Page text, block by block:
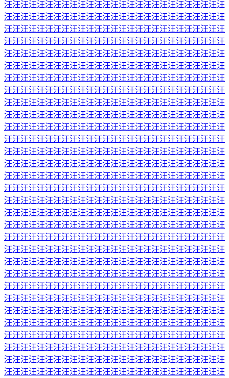
汪汪汪汪汪汪汪汪汪汪汪汪汪汪汪汪汪汪汪汪汪汪汪汪汪汪汪
汪汪汪汪汪汪汪汪汪汪汪汪汪汪汪汪汪汪汪汪汪汪汪汪汪汪汪
汪汪汪汪汪汪汪汪汪汪汪汪汪汪汪汪汪汪汪汪汪汪汪汪汪汪汪
汪汪汪汪汪汪汪汪汪汪汪汪汪汪汪汪汪汪汪汪汪汪汪汪汪汪汪
汪汪汪汪汪汪汪汪汪汪汪汪汪汪汪汪汪汪汪汪汪汪汪汪汪汪汪
汪汪汪汪汪汪汪汪汪汪汪汪汪汪汪汪汪汪汪汪汪汪汪汪汪汪汪
汪汪汪汪汪汪汪汪汪汪汪汪汪汪汪汪汪汪汪汪汪汪汪汪汪汪汪
汪汪汪汪汪汪汪汪汪汪汪汪汪汪汪汪汪汪汪汪汪汪汪汪汪汪汪
汪汪汪汪汪汪汪汪汪汪汪汪汪汪汪汪汪汪汪汪汪汪汪汪汪汪汪
汪汪汪汪汪汪汪汪汪汪汪汪汪汪汪汪汪汪汪汪汪汪汪汪汪汪汪
汪汪汪汪汪汪汪汪汪汪汪汪汪汪汪汪汪汪汪汪汪汪汪汪汪汪汪
汪汪汪汪汪汪汪汪汪汪汪汪汪汪汪汪汪汪汪汪汪汪汪汪汪汪汪
汪汪汪汪汪汪汪汪汪汪汪汪汪汪汪汪汪汪汪汪汪汪汪汪汪汪汪
汪汪汪汪汪汪汪汪汪汪汪汪汪汪汪汪汪汪汪汪汪汪汪汪汪汪汪
汪汪汪汪汪汪汪汪汪汪汪汪汪汪汪汪汪汪汪汪汪汪汪汪汪汪汪
汪汪汪汪汪汪汪汪汪汪汪汪汪汪汪汪汪汪汪汪汪汪汪汪汪汪汪
汪汪汪汪汪汪汪汪汪汪汪汪汪汪汪汪汪汪汪汪汪汪汪汪汪汪汪
汪汪汪汪汪汪汪汪汪汪汪汪汪汪汪汪汪汪汪汪汪汪汪汪汪汪汪
汪汪汪汪汪汪汪汪汪汪汪汪汪汪汪汪汪汪汪汪汪汪汪汪汪汪汪
汪汪汪汪汪汪汪汪汪汪汪汪汪汪汪汪汪汪汪汪汪汪汪汪汪汪汪
汪汪汪汪汪汪汪汪汪汪汪汪汪汪汪汪汪汪汪汪汪汪汪汪汪汪汪
汪汪汪汪汪汪汪汪汪汪汪汪汪汪汪汪汪汪汪汪汪汪汪汪汪汪汪
汪汪汪汪汪汪汪汪汪汪汪汪汪汪汪汪汪汪汪汪汪汪汪汪汪汪汪
汪汪汪汪汪汪汪汪汪汪汪汪汪汪汪汪汪汪汪汪汪汪汪汪汪汪汪
汪汪汪汪汪汪汪汪汪汪汪汪汪汪汪汪汪汪汪汪汪汪汪汪汪汪汪
汪汪汪汪汪汪汪汪汪汪汪汪汪汪汪汪汪汪汪汪汪汪汪汪汪汪汪
汪汪汪汪汪汪汪汪汪汪汪汪汪汪汪汪汪汪汪汪汪汪汪汪汪汪汪
汪汪汪汪汪汪汪汪汪汪汪汪汪汪汪汪汪汪汪汪汪汪汪汪汪汪汪
汪汪汪汪汪汪汪汪汪汪汪汪汪汪汪汪汪汪汪汪汪汪汪汪汪汪汪
汪汪汪汪汪汪汪汪汪汪汪汪汪汪汪汪汪汪汪汪汪汪汪汪汪汪汪
汪汪汪汪汪汪汪汪汪汪汪汪汪汪汪汪汪汪汪汪汪汪汪汪汪汪汪